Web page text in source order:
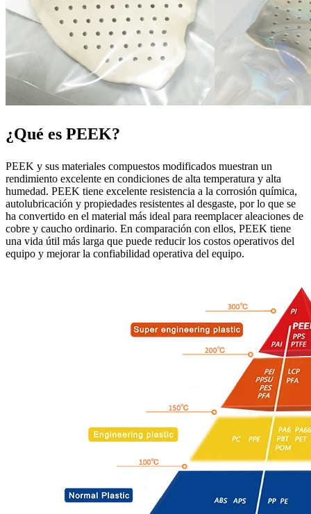
¿Qué es PEEK?
PEEK y sus materiales compuestos modificados muestran un
rendimiento excelente en condiciones de alta temperatura y alta
humedad. PEEK tiene excelente resistencia a la corrosión química,
autolubricación y propiedades resistentes al desgaste, por lo que se
ha convertido en el material más ideal para reemplacer aleaciones de
cobre y caucho ordinario. En comparación con ellos, PEEK tiene
una vida útil más larga que puede reducir los costos operativos del
equipo y mejorar la confiabilidad operativa del equipo.